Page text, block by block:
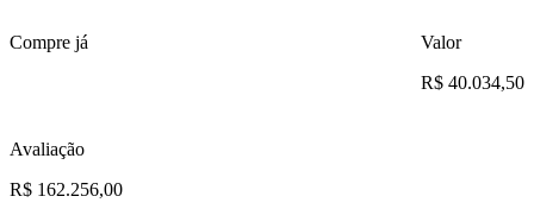
Compre já
Valor
R$ 40.034,50
Avaliação
R$ 162.256,00